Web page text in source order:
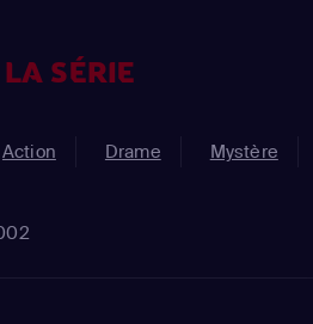
SÉRIE
Action Drame
Mystère